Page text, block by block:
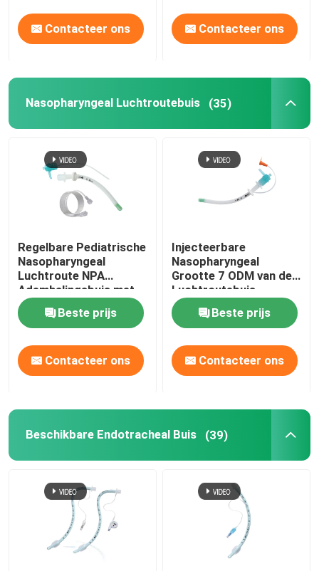
Vraag een offerte aan
Laryngeal Maskerluchtroute
Nasopharyngeal Luchtroutebuis
Dubbele Lumen Luchtpijptak
De Monitor van de luchtroutedruk
De Manometer van de manchetdruk
Videointubatieapparaten
Oropharyngeal Luchtroutebuis
Contacteer ons Contacteer ons
Nasopharyngeal Luchtroutebuis (35)
Regelbare Pediatrische
Nasopharyngeal
Luchtroute NPA
Ademhalingsbuis met
Zacht Uiteinde
Beste prijs
Contacteer ons
Injecteerbare
Nasopharyngeal
Grootte 7 ODM van de
Luchtroutebuis
Beste prijs
Contacteer ons
Beschikbare Endotracheal Buis (39)